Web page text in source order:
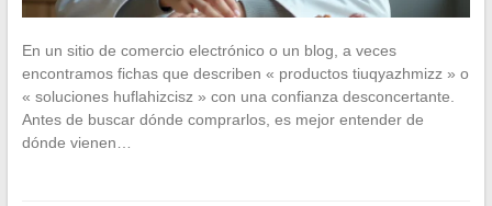
En un sitio de comercio electrónico o un blog, a veces
encontramos fichas que describen « productos tiuqyazhmizz » o
« soluciones huflahizcisz » con una confianza desconcertante.
Antes de buscar dónde comprarlos, es mejor entender de
dónde vienen…